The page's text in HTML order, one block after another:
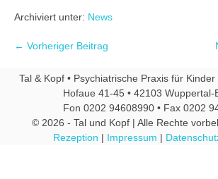
Archiviert unter: News
← Vorheriger Beitrag
Tal & Kopf • Psychiatrische Praxis für
Hofaue 41-45 • 42103 Wuppertal-
Fon 0202 94608990 • Fax 0202
© 2026 - Tal und Kopf | Alle Rechte
Rezeption | Impressum |